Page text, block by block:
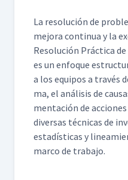
La res­olu­ción de
mejo­ra con­tin­ua y la
Res­olu­ción Prác­ti­ca
es un enfoque
a los equipos a través
ma, el análi­sis de
mentación de
diver­sas téc­ni­cas de
estadís­ti­cas y
mar­co de trabajo.